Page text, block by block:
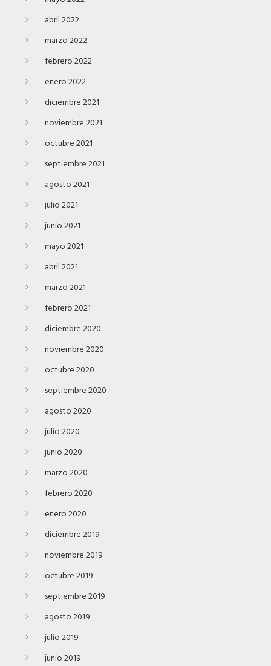
abril 2022
marzo 2022
febrero 2022
enero 2022
diciembre 2021
noviembre 2021
octubre 2021
septiembre 2021
agosto 2021
julio 2021
junio 2021
mayo 2021
abril 2021
marzo 2021
febrero 2021
diciembre 2020
noviembre 2020
octubre 2020
septiembre 2020
agosto 2020
julio 2020
junio 2020
marzo 2020
febrero 2020
enero 2020
diciembre 2019
noviembre 2019
octubre 2019
septiembre 2019
agosto 2019
julio 2019
junio 2019